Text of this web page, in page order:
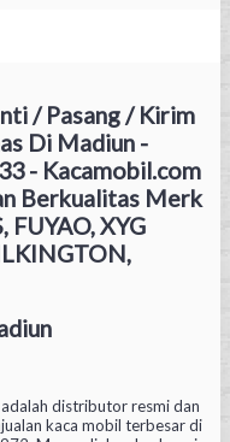
/ Pasang / Kirim
Di Madiun -
- Kacamobil.com
Berkualitas Merk
FUYAO, XYG
distributor resmi dan
kaca mobil terbesar di